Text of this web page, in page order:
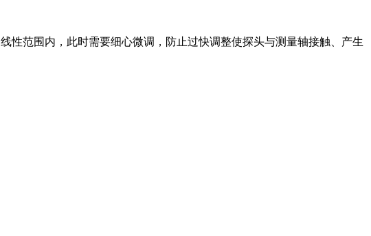
性范围内，此时需要细心微调，防止过快调整使探头与测量轴接触、产生